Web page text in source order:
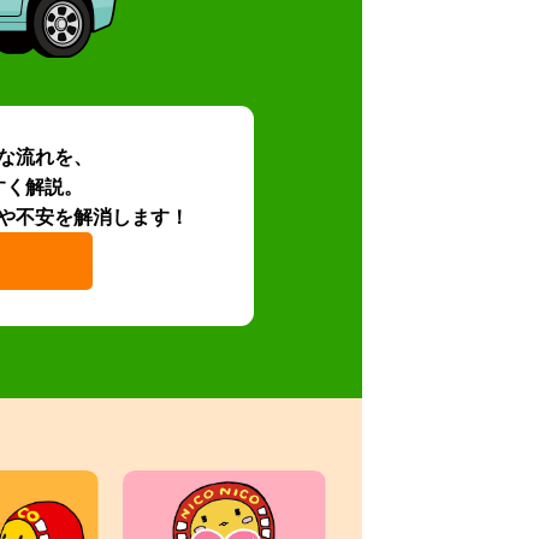
流れを、
解説。
不安を解消します！